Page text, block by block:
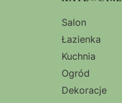
Salon
Łazienka
Kuchnia
Ogród
Dekoracje